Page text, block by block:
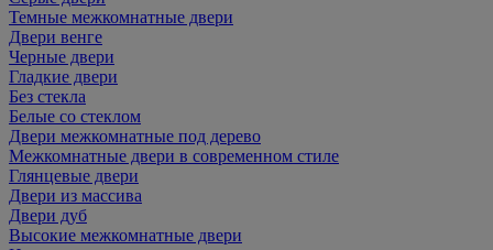
Темные межкомнатные двери
Двери венге
Черные двери
Гладкие двери
Без стекла
Белые со стеклом
Двери межкомнатные под дерево
Межкомнатные двери в современном стиле
Глянцевые двери
Двери из массива
Двери дуб
Высокие межкомнатные двери